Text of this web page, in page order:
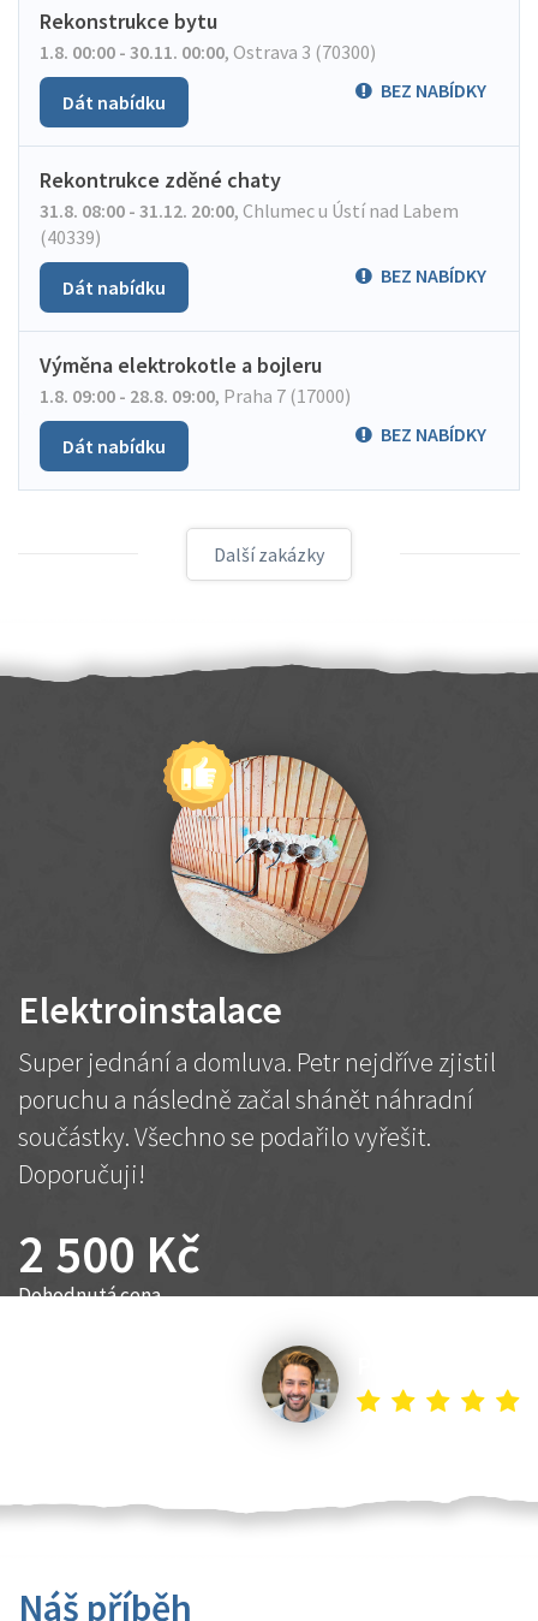
Rekonstrukce bytu
1.8. 00:00 - 30.11. 00:00, Ostrava 3 (70300)
BEZ NABÍDKY
Dát nabídku
Rekontrukce zděné chaty
31.8. 08:00 - 31.12. 20:00, Chlumec u Ústí nad Labem
(40339)
BEZ NABÍDKY
Dát nabídku
Výměna elektrokotle a bojleru
1.8. 09:00 - 28.8. 09:00, Praha 7 (17000)
BEZ NABÍDKY
Dát nabídku
Další zakázky
Elektroinstalace
Super jednání a domluva. Petr nejdříve zjistil
poruchu a následně začal shánět náhradní
součástky. Všechno se podařilo vyřešit.
Doporučuji!
2 500 Kč
Dohodnutá cena
Náš příběh